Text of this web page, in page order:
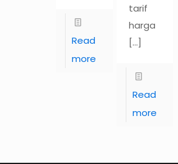
Read
more
tarif
harga
[…]
Read
more